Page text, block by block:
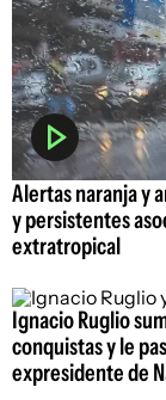
Alertas naranja y
y persistentes
extratropical
Ignacio Ruglio
conquistas y le
expresidente de